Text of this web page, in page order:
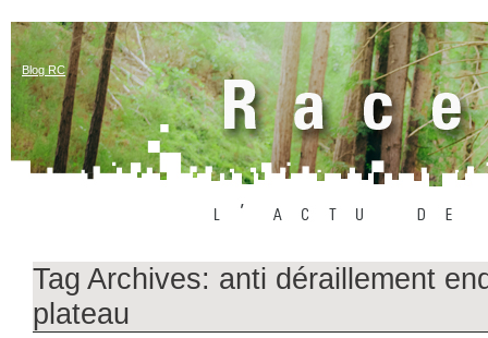
Blog RC
Tag Archives: anti déraillement
plateau